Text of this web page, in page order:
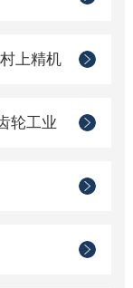
上精机
轮工业